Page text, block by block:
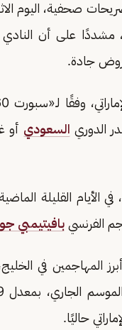
صحفية، اليوم
مشددًا على أن
جادة.
الدوري السعودي أو
الأيام القليلة
الفرنسي بافيتيمبي
حاليًا.